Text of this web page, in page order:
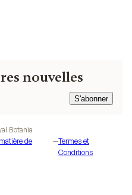
nouvelles
S'abonner
S'abonner
Botania
de
—Termes et
Conditions